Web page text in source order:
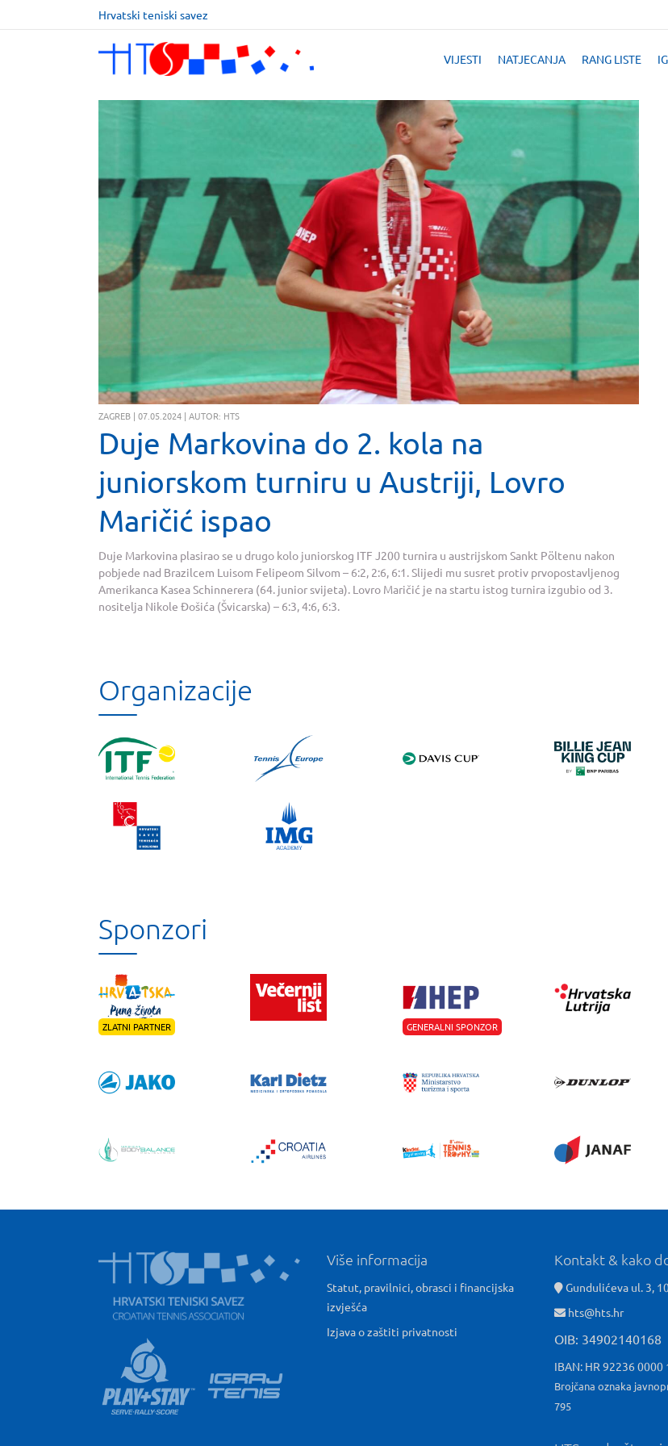
Hrvatski teniski savez
VIJESTI NATJECANJA RANG LISTE
ZAGREB | 07.05.2024 | AUTOR: HTS
Duje Markovina do 2. kola na
juniorskom turniru u Austriji, Lovro
Maričić ispao
Duje Markovina plasirao se u drugo kolo juniorskog ITF J200 turnira u austrijskom Sankt Pöltenu nakon
pobjede nad Brazilcem Luisom Felipeom Silvom – 6:2, 2:6, 6:1. Slijedi mu susret protiv prvopostavljenog
Amerikanca Kasea Schinnerera (64. junior svijeta). Lovro Maričić je na startu istog turnira izgubio od 3.
nositelja Nikole Đošića (Švicarska) – 6:3, 4:6, 6:3.
Organizacije
Sponzori
ZLATNI PARTNER GENERALNI SPONZOR
Više informacija
Statut, pravilnici, obrasci i financijska
izvješća
Izjava o zaštiti privatnosti
Kontakt & kako
Gundulićeva ul. 3,
hts@hts.hr
OIB: 34902140168
IBAN: HR 92236 0000
Brojčana oznaka
795